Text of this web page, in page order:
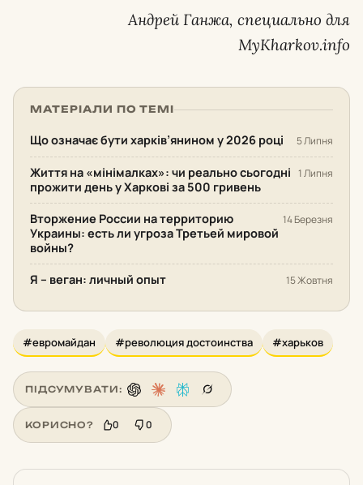
Андрей Ганжа, специально для
MyKharkov.info
МАТЕРІАЛИ ПО ТЕМІ
Що означає бути харків’янином у 2026 році 5 Липня
Життя на «мінімалках»: чи реально сьогодні
прожити день у Харкові за 500 гривень
1 Липня
Вторжение России на территорию
Украины: есть ли угроза Третьей мировой
войны?
14 Березня
Я – веган: личный опыт 15 Жовтня
#евромайдан #революция достоинства #харьков
ПІДСУМУВАТИ:
КОРИСНО? 0 0